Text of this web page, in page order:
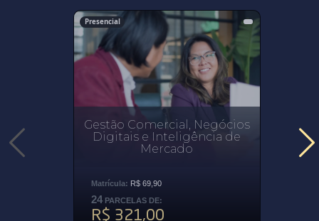
Presencial
Gestão Comercial, Negócios
Digitais e Inteligência de
Mercado
Matrícula: R$ 69,90
24 PARCELAS DE:
R$ 321,00